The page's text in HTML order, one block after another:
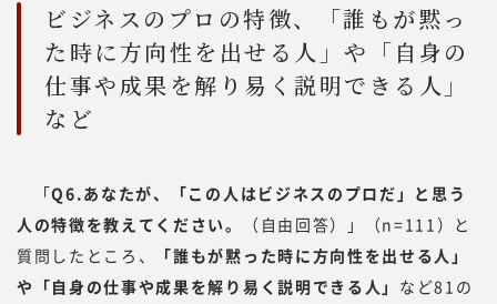
ビジネスのプロの特徴、「誰もが黙っ
た時に方向性を出せる人」や「自身の
仕事や成果を解り易く説明できる人」
など
「Q6.あなたが、「この人はビジネスのプロだ」と思う
人の特徴を教えてください。
（自由回答）」（n=111）と
質問したところ、
「誰もが黙った時に方向性を出せる人」
や「自身の仕事や成果を解り易く説明できる人」 など81の